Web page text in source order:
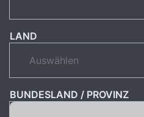
LAND
BUNDESLAND / PROVINZ